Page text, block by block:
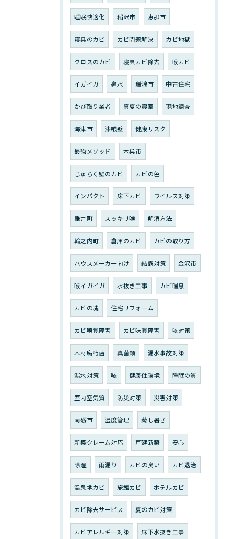
睡眠快適化 稲沢市 恵那市
寝具のカビ カビ問題解決 カビ地獄
クロスのカビ 寝具カビ除去 喉カビ
イガイガ 鼻水 瑞浪市 中古住宅
かび取り業者 真夏の寝室 現地調査
海津市 漆喰壁 健康リスク
最強メソッド 本巣市
じゅらく壁のカビ カビの色
インパクト 床下カビ ウイルス対策
垂井町 スッキリ喉 解消方法
輪之内町 倉庫のカビ カビの取り方
ハウスメーカー向け 結露対策 金沢市
喉イガイガ 水抜き工事 カビ喘息
カビの塊 住宅リフォーム
カビ嗅覚障害 カビ味覚障害 咳対策
木材腐朽菌 真菌類 漏水事故対策
漏水対策 咳 健康住環境 睡眠の質
室内空気質 防災対策 災害対策
南砺市 湿度管理 蒸し暑さ
新築クレーム対応 戸建新築 安心
除湿 雨漏り カビの臭い カビ退治
温泉地カビ 旅館カビ ホテルカビ
カビ除去サービス 夏のカビ対策
カビアレルギー対策 床下水抜き工事